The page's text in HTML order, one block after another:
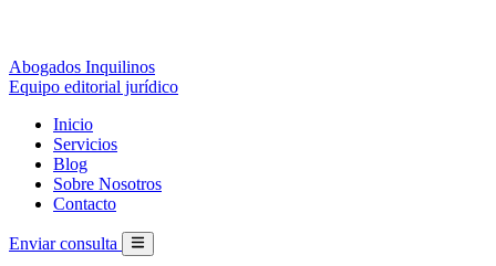
Abogados Inquilinos
Equipo editorial jurídico
Inicio
Servicios
Blog
Sobre Nosotros
Contacto
Enviar consulta